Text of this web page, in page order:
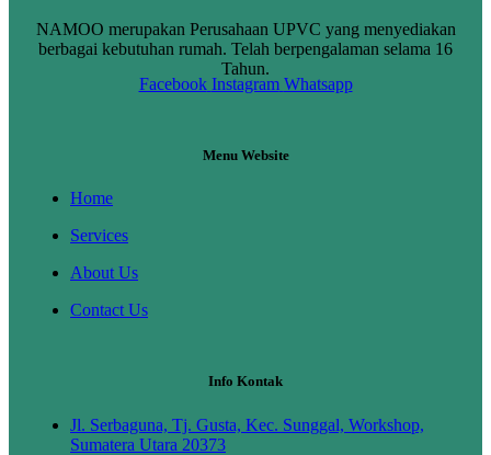
NAMOO merupakan Perusahaan UPVC yang menyediakan
berbagai kebutuhan rumah. Telah berpengalaman selama 16
Tahun.
Facebook Instagram Whatsapp
Menu Website
Home
Services
About Us
Contact Us
Info Kontak
Jl. Serbaguna, Tj. Gusta, Kec. Sunggal, Workshop,
Sumatera Utara 20373